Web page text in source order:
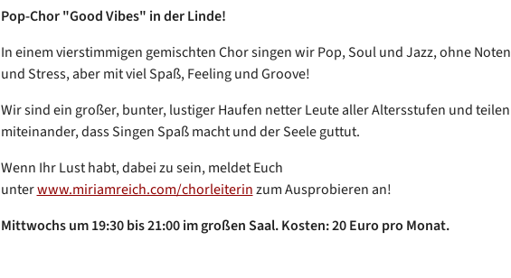
Pop-Chor "Good Vibes" in der Linde!
In einem vierstimmigen gemischten Chor singen wir Pop, Soul und Jazz, ohne Noten
und Stress, aber mit viel Spaß, Feeling und Groove!
Wir sind ein großer, bunter, lustiger Haufen netter Leute aller Altersstufen und teilen
miteinander, dass Singen Spaß macht und der Seele guttut.
Wenn Ihr Lust habt, dabei zu sein, meldet Euch
unterwww.miriamreich.com/chorleiterinzum Ausprobieren an!
Mittwochs um 19:30 bis 21:00 im großen Saal. Kosten: 20 Euro pro Monat.